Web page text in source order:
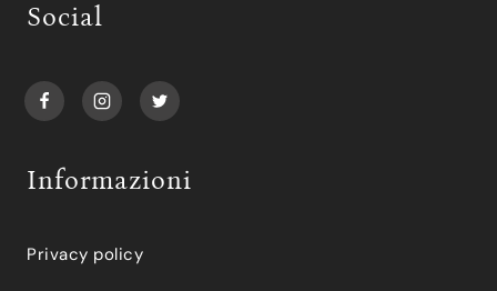
Social
Informazioni
Privacy policy